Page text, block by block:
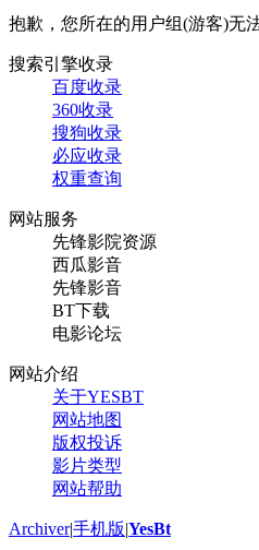
抱歉，您所在的用户组(游客)无
搜索引擎收录
百度收录
360收录
搜狗收录
必应收录
权重查询
网站服务
先锋影院资源
西瓜影音
先锋影音
BT下载
电影论坛
网站介绍
关于YESBT
网站地图
版权投诉
影片类型
网站帮助
Archiver|手机版|YesBt